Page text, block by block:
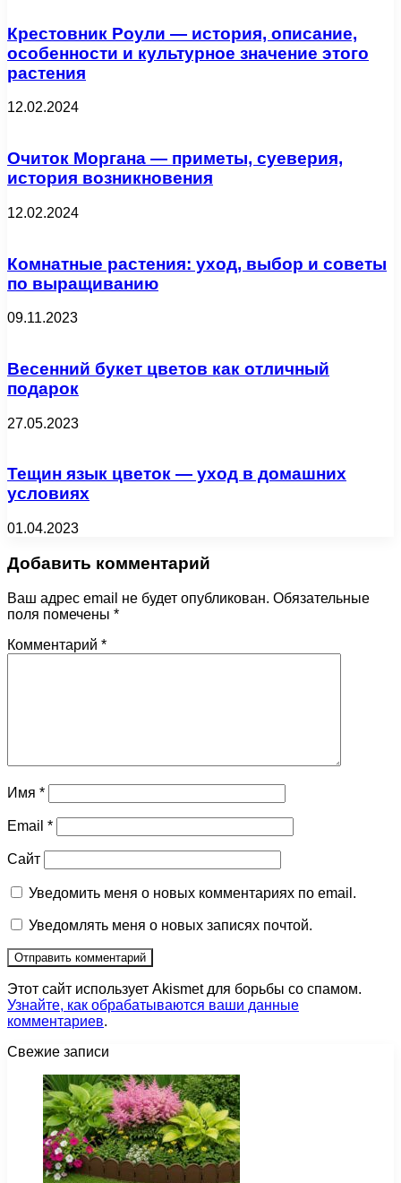
Крестовник Роули — история, описание,
особенности и культурное значение этого
растения
12.02.2024
Очиток Моргана — приметы, суеверия,
история возникновения
12.02.2024
Комнатные растения: уход, выбор и советы
по выращиванию
09.11.2023
Весенний букет цветов как отличный
подарок
27.05.2023
Тещин язык цветок — уход в домашних
условиях
01.04.2023
Добавить комментарий
Ваш адрес email не будет опубликован. Обязательные
поля помечены *
Комментарий *
Имя *
Email *
Сайт
Уведомить меня о новых комментариях по email.
Уведомлять меня о новых записях почтой.
Этот сайт использует Akismet для борьбы со спамом.
Узнайте, как обрабатываются ваши данные
комментариев.
Свежие записи